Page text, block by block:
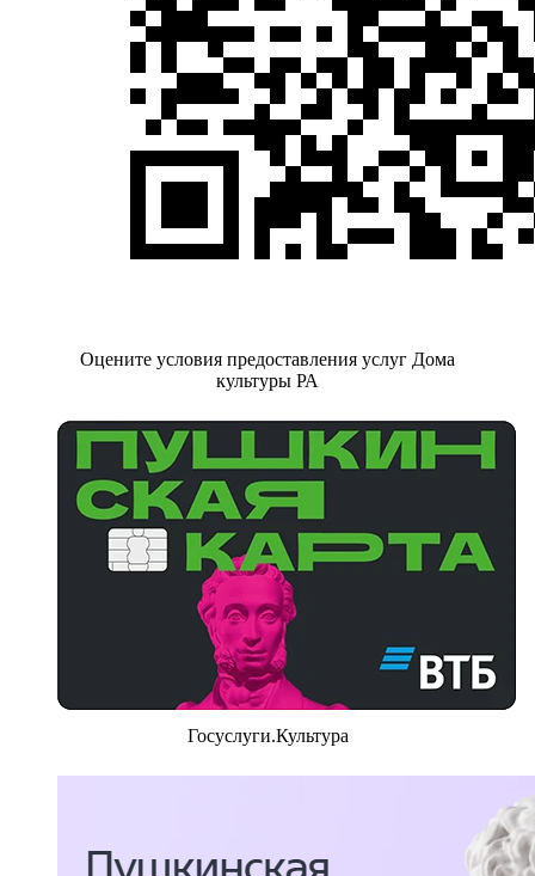
Оцените условия предоставления услуг Дома
культуры РА
Госуслуги.Культура